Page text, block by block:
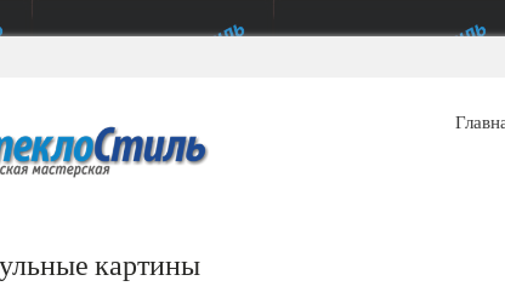
картины